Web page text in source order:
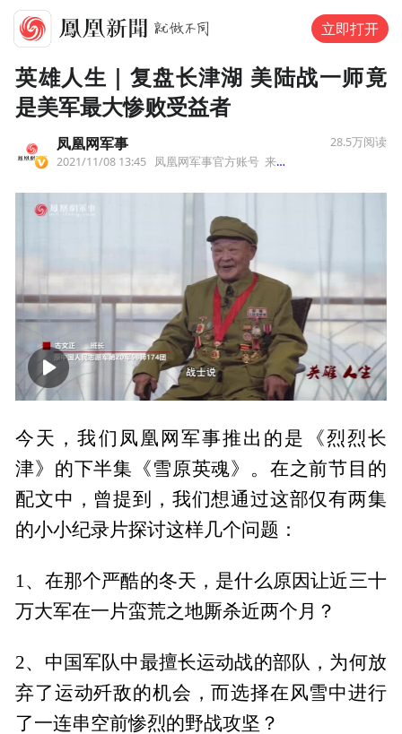
立即打开
英雄人生｜复盘长津湖 美陆战一师竟
是美军最大惨败受益者
凤凰网军事
2021/11/08 13:45 凤凰网军事官方账号 来自北京市
28.5万阅读
00:00 19:20
今天，我们凤凰网军事推出的是《烈烈长
津》的下半集《雪原英魂》。在之前节目的
配文中，曾提到，我们想通过这部仅有两集
的小小纪录片探讨这样几个问题：
1、在那个严酷的冬天，是什么原因让近三十
万大军在一片蛮荒之地厮杀近两个月？
2、中国军队中最擅长运动战的部队，为何放
弃了运动歼敌的机会，而选择在风雪中进行
了一连串空前惨烈的野战攻坚？